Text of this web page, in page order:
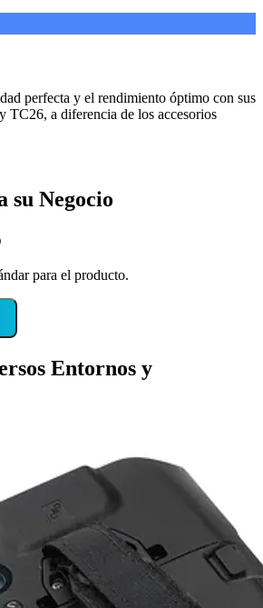
perfecta y el rendimiento óptimo con sus
TC26, a diferencia de los accesorios
su Negocio
para el producto.
Entornos y